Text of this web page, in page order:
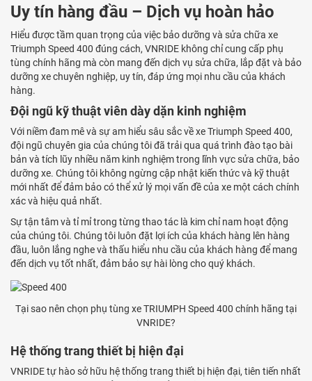
Uy tín hàng đầu – Dịch vụ hoàn hảo
Hiểu được tầm quan trọng của việc bảo dưỡng và sửa chữa xe
Triumph Speed 400 đúng cách, VNRIDE không chỉ cung cấp phụ
tùng chính hãng mà còn mang đến dịch vụ sửa chữa, lắp đặt và bảo
dưỡng xe chuyên nghiệp, uy tín, đáp ứng mọi nhu cầu của khách
hàng.
Đội ngũ kỹ thuật viên dày dặn kinh nghiệm
Với niềm đam mê và sự am hiểu sâu sắc về xe Triumph Speed 400,
đội ngũ chuyên gia của chúng tôi đã trải qua quá trình đào tạo bài
bản và tích lũy nhiều năm kinh nghiệm trong lĩnh vực sửa chữa, bảo
dưỡng xe. Chúng tôi không ngừng cập nhật kiến thức và kỹ thuật
mới nhất để đảm bảo có thể xử lý mọi vấn đề của xe một cách chính
xác và hiệu quả nhất.
Sự tận tâm và tỉ mỉ trong từng thao tác là kim chỉ nam hoạt động
của chúng tôi. Chúng tôi luôn đặt lợi ích của khách hàng lên hàng
đầu, luôn lắng nghe và thấu hiểu nhu cầu của khách hàng để mang
đến dịch vụ tốt nhất, đảm bảo sự hài lòng cho quý khách.
Tại sao nên chọn phụ tùng xe TRIUMPH Speed 400 chính hãng tại
VNRIDE?
Hệ thống trang thiết bị hiện đại
VNRIDE tự hào sở hữu hệ thống trang thiết bị hiện đại, tiên tiến nhất